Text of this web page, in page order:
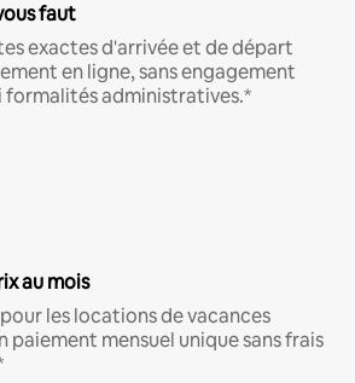
faut
exactes d'arrivée et de départ
en ligne, sans engagement
formalités administratives.*
au mois
les locations de vacances
paiement mensuel unique sans frais